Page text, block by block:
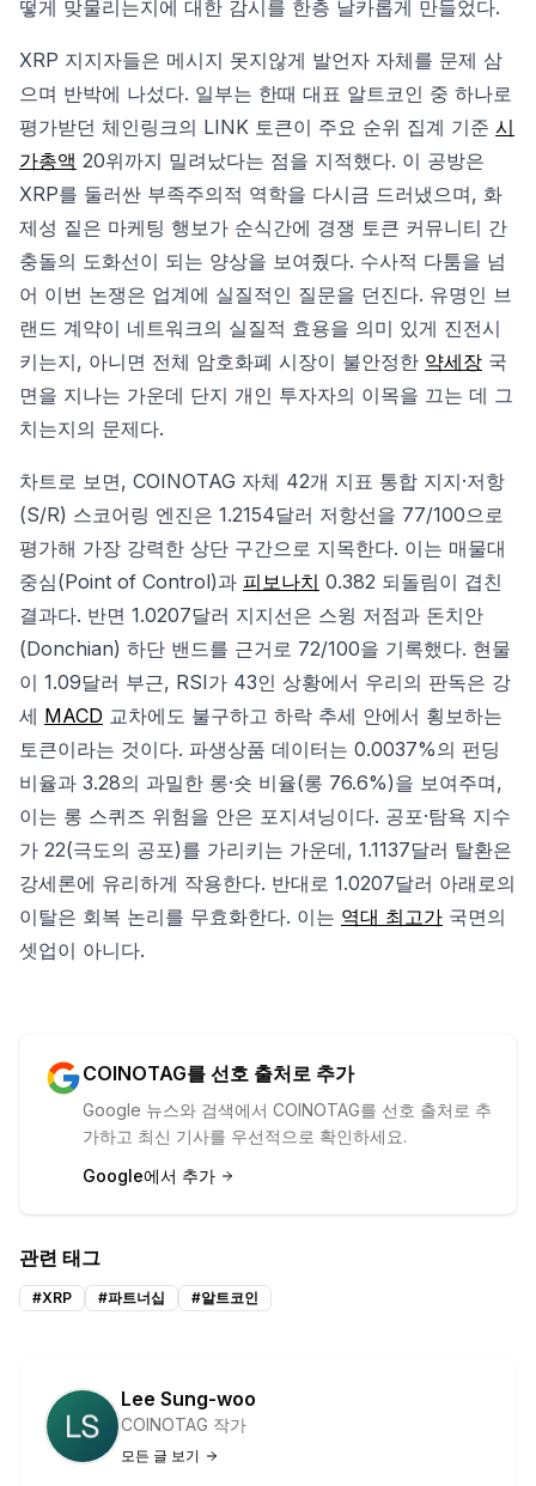
떻게 맞물리는지에 대한 감시를 한층 날카롭게 만들었다.
XRP 지지자들은 메시지 못지않게 발언자 자체를 문제 삼
으며 반박에 나섰다. 일부는 한때 대표 알트코인 중 하나로
평가받던 체인링크의 LINK 토큰이 주요 순위 집계 기준 시
가총액 20위까지 밀려났다는 점을 지적했다. 이 공방은
XRP를 둘러싼 부족주의적 역학을 다시금 드러냈으며, 화
제성 짙은 마케팅 행보가 순식간에 경쟁 토큰 커뮤니티 간
충돌의 도화선이 되는 양상을 보여줬다. 수사적 다툼을 넘
어 이번 논쟁은 업계에 실질적인 질문을 던진다. 유명인 브
랜드 계약이 네트워크의 실질적 효용을 의미 있게 진전시
키는지, 아니면 전체 암호화폐 시장이 불안정한 약세장 국
면을 지나는 가운데 단지 개인 투자자의 이목을 끄는 데 그
치는지의 문제다.
차트로 보면, COINOTAG 자체 42개 지표 통합 지지·저항
(S/R) 스코어링 엔진은 1.2154달러 저항선을 77/100으로
평가해 가장 강력한 상단 구간으로 지목한다. 이는 매물대
중심(Point of Control)과 피보나치 0.382 되돌림이 겹친
결과다. 반면 1.0207달러 지지선은 스윙 저점과 돈치안
(Donchian) 하단 밴드를 근거로 72/100을 기록했다. 현물
이 1.09달러 부근, RSI가 43인 상황에서 우리의 판독은 강
세 MACD 교차에도 불구하고 하락 추세 안에서 횡보하는
토큰이라는 것이다. 파생상품 데이터는 0.0037%의 펀딩
비율과 3.28의 과밀한 롱·숏 비율(롱 76.6%)을 보여주며,
이는 롱 스퀴즈 위험을 안은 포지셔닝이다. 공포·탐욕 지수
가 22(극도의 공포)를 가리키는 가운데, 1.1137달러 탈환은
강세론에 유리하게 작용한다. 반대로 1.0207달러 아래로의
이탈은 회복 논리를 무효화한다. 이는 역대 최고가 국면의
셋업이 아니다.
COINOTAG를 선호 출처로 추가
Google 뉴스와 검색에서 COINOTAG를 선호 출처로 추
가하고 최신 기사를 우선적으로 확인하세요.
Google에서 추가
관련 태그
#XRP #파트너십 #알트코인
Lee Sung-woo
COINOTAG 작가
모든 글 보기